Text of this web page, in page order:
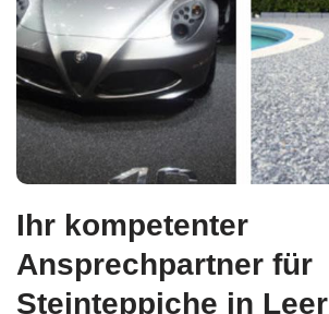
Ihr kompetenter
Ansprechpartner für
Steinteppiche in Leer